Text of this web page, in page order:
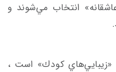
انتخاب مي‌شوند و
«زيبايي‌هاي كودك» است ،